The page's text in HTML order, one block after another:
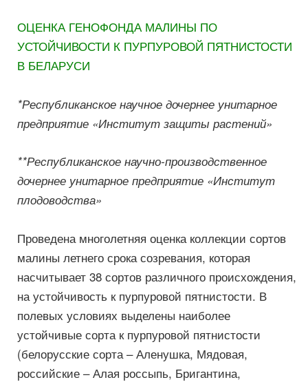
ОЦЕНКА ГЕНОФОНДА МАЛИНЫ ПО
УСТОЙЧИВОСТИ К ПУРПУРОВОЙ ПЯТНИСТОСТИ
В БЕЛАРУСИ
*Республиканское научное дочернее унитарное
предприятие «Институт защиты растений»
**Республиканское научно-производственное
дочернее унитарное предприятие «Институт
плодоводства»
Проведена многолетняя оценка коллекции сортов
малины летнего срока созревания, которая
насчитывает 38 сортов различного происхождения,
на устойчивость к пурпуровой пятнистости. В
полевых условиях выделены наиболее
устойчивые сорта к пурпуровой пятнистости
(белорусские сорта – Аленушка, Мядовая,
российские – Алая россыпь, Бригантина,